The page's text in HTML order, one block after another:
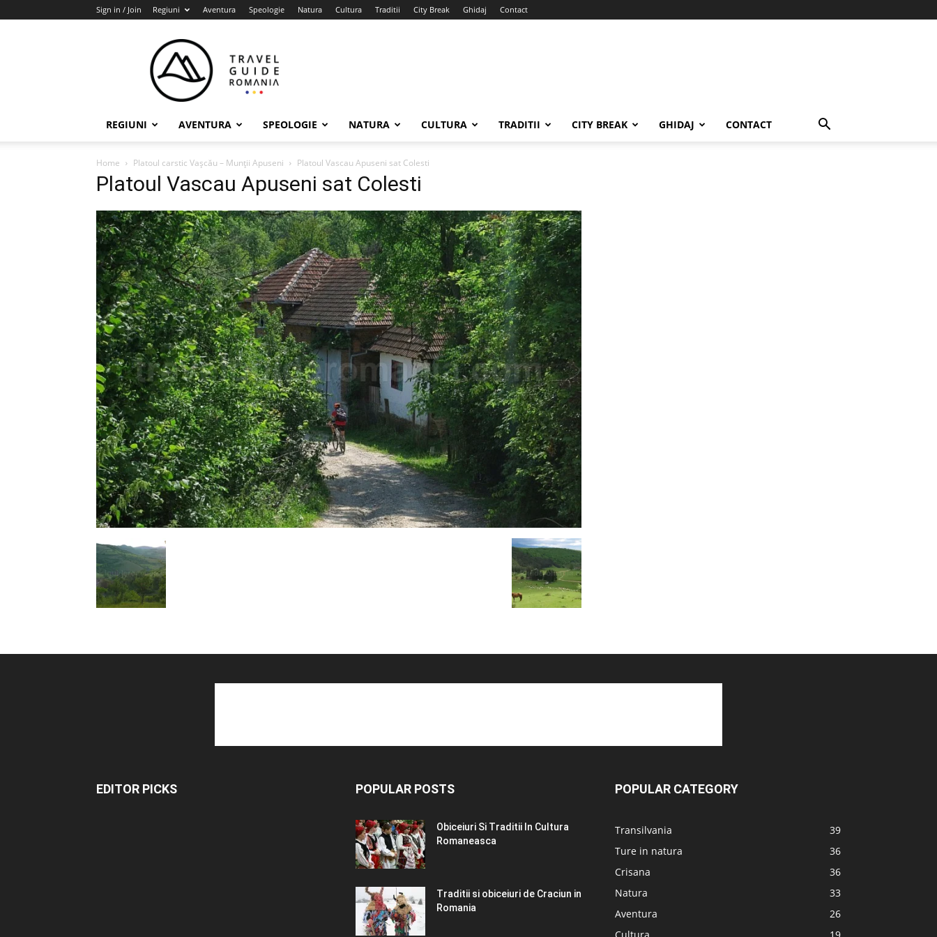
Sign in / Join Regiuni Aventura Speologie Natura Cultura Traditii City Break Ghidaj Contact
Guide
Romania
REGIUNI AVENTURA SPEOLOGIE NATURA CULTURA TRADITII CITY BREAK GHIDAJ CONTACT
Home Platoul carstic Vaşcău – Munţii Apuseni Platoul Vascau Apuseni sat Colesti
Platoul Vascau Apuseni sat Colesti
EDITOR PICKS POPULAR POSTS
Obiceiuri Si Traditii In Cultura
Romaneasca
Traditii si obiceiuri de Craciun in
Romania
POPULAR CATEGORY
Transilvania
39
Ture in natura
36
Crisana
36
Natura
33
Aventura
26